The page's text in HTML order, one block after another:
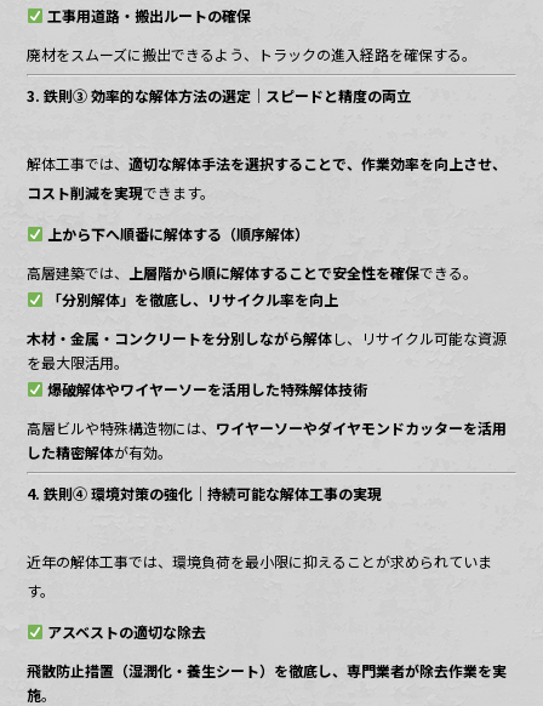
工事用道路・搬出ルートの確保
廃材をスムーズに搬出できるよう、トラックの進入経路を確保する。
3. 鉄則③ 効率的な解体方法の選定｜スピードと精度の両立
解体工事では、適切な解体手法を選択することで、作業効率を向上させ、
コスト削減を実現できます。
上から下へ順番に解体する（順序解体）
高層建築では、
上層階から順に解体することで安全性を確保できる。
「分別解体」を徹底し、リサイクル率を向上
木材・金属・コンクリートを分別しながら解体し、リサイクル可能な資源
を最大限活用。
爆破解体やワイヤーソーを活用した特殊解体技術
高層ビルや特殊構造物には、 ワイヤーソーやダイヤモンドカッターを活用
した精密解体が有効。
4. 鉄則④ 環境対策の強化｜持続可能な解体工事の実現
近年の解体工事では、環境負荷を最小限に抑えることが求められていま
す。
アスベストの適切な除去
飛散防止措置（湿潤化・養生シート）を徹底し、専門業者が除去作業を実
施。